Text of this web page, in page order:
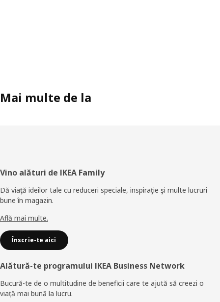
Mai multe de la
Subsol
Vino alături de IKEA Family
Dă viaţă ideilor tale cu reduceri speciale, inspiraţie şi multe lucruri
bune în magazin.
Află mai multe.
Înscrie-te aici
Alătură-te programului IKEA Business Network
Bucură-te de o multitudine de beneficii care te ajută să creezi o
viață mai bună la lucru.